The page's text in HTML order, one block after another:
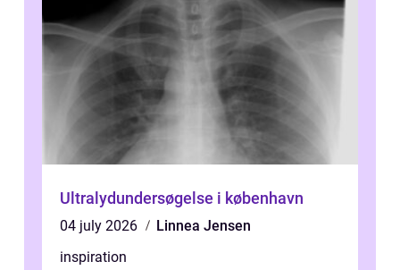
Ultralydundersøgelse i københavn
04 july 2026
Linnea Jensen
inspiration